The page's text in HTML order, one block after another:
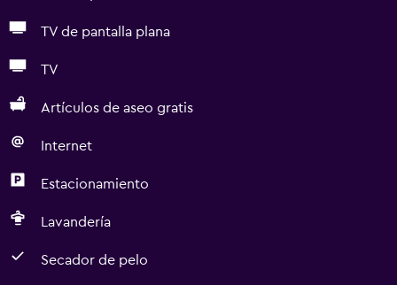
TV de pantalla plana
TV
Artículos de aseo gratis
Internet
Estacionamiento
Lavandería
Secador de pelo